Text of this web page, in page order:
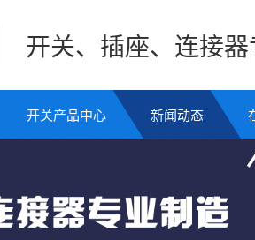
开关、插座、连接
开关产品中心 新闻动态